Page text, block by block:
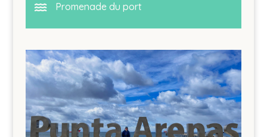
 Promenade du port